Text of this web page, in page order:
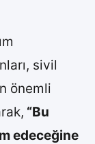
sivil
önemli
“Bu
edeceğine